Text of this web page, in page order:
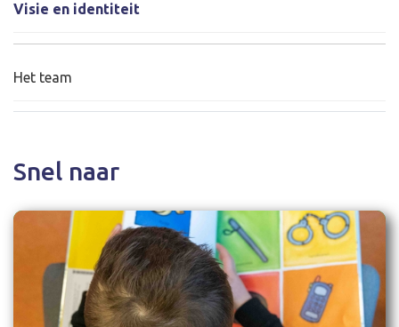
Visie en identiteit
Het team
Snel naar